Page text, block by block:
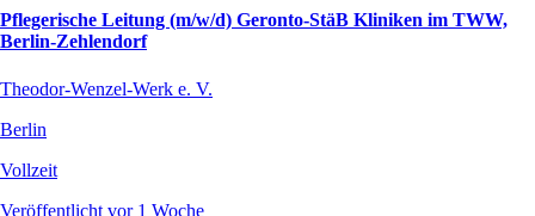
Pflegerische Leitung (m/w/d) Geronto-StäB Kliniken im TWW,
Berlin-Zehlendorf
Theodor-Wenzel-Werk e. V.
Berlin
Vollzeit
Veröffentlicht vor 1 Woche